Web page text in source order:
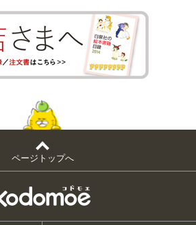
ページトップへ